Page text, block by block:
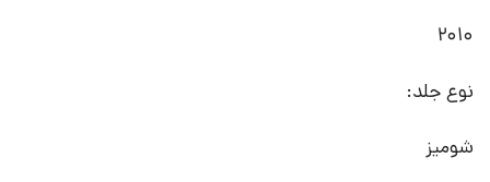
2010
نوع جلد:
شومیز